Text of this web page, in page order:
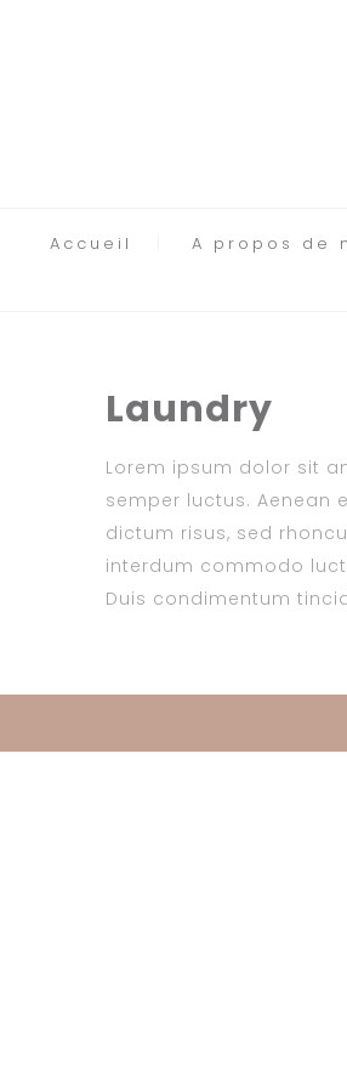
Accueil A propos de
Laundry
Lorem ipsum dolor sit
semper luctus. Aenean
dictum risus, sed
interdum commodo
Duis condimentum